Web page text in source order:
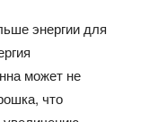
энергии для
может не
что